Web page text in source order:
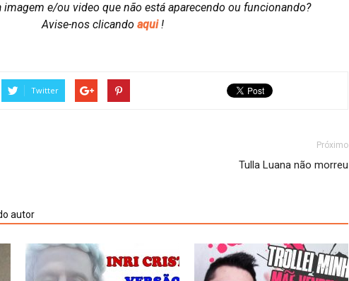
e/ou video que não está aparecendo ou funcionando?
Avise-nos clicando aqui!
Twitter
Próximo
Tulla Luana não morreu
autor